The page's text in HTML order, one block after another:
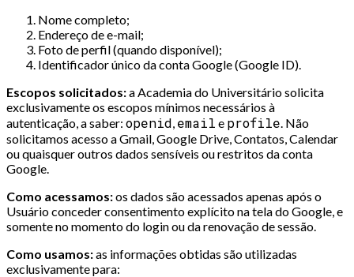
Nome completo;
Endereço de e-mail;
Foto de perfil (quando disponível);
Identificador único da conta Google (Google ID).
Escopos solicitados:a Academia do Universitário solicita
exclusivamente os escopos mínimos necessários à
autenticação, a saber: openid email e profile . Não
solicitamos acesso a Gmail, Google Drive, Contatos, Calendar
ou quaisquer outros dados sensíveis ou restritos da conta
Google.
Como acessamos:os dados são acessados apenas após o
Usuário conceder consentimento explícito na tela do Google, e
somente no momento do login ou da renovação de sessão.
Como usamos:as informações obtidas são utilizadas
exclusivamente para: